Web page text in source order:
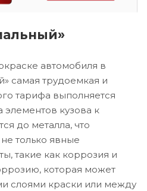
автомобиля в
самая трудоемкая и
тарифа выполняется
элементов кузова к
до металла, что
только явные
такие как коррозия и
которая может
слоями краски или между